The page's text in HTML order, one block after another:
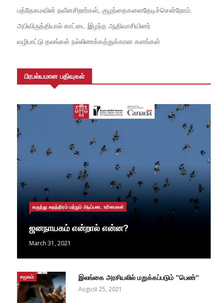
பத்தேகமவின் நவீனசிறார்கள், குழந்தைகளைதேடிச்சென்றோம்.
அபிவிருத்தியால் காட்டை இழந்த ஆதிவாசியினர்
வழிபாட்டு தலங்கள் நல்லிணக்கத்துக்கான களங்கள்
பிரபல்யமான பதிவுகள்
கருத்து சுதந்திரம் மற்றும் அடிப்படை உரிமைகள்
ஜனநாயகம் என்றால் என்ன?
March 31, 2021
சமூகம் இலங்கை அரசியலில் மறுக்கப்படும் ”பெண்”
August 25, 2021